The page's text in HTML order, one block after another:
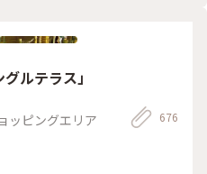
メのホテルです❗️
れがなんと…食事の予約を19時に
函館山を下山という悲しい結果に
とも考えたのですが… お酒がすす
ませんでした🤪 ＊ #
テリアとして置いておけるのと、
が楽しめるところが素敵でした🪴
産にするのも良いなと思い、お気
メイドのアクセ
つに違う味が出ていて、どれを選
出会えた素敵
#一人旅#夏旅#ゆるり夏時間#北
ルテラス」
ッピングエリア 676